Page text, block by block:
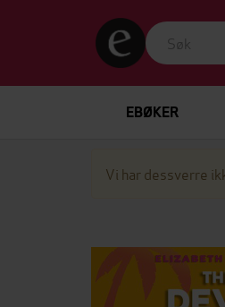
EBØKER
Vi har dessverre